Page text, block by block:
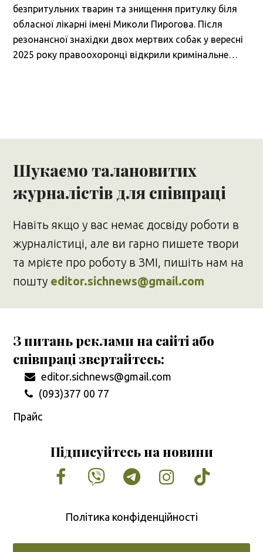
безпритульних тварин та знищення притулку біля
обласної лікарні імені Миколи Пирогова. Після
резонансної знахідки двох мертвих собак у вересні
2025 року правоохоронці відкрили кримінальне…
Шукаємо талановитих
журналістів для співпраці
Навіть якщо у вас немає досвіду роботи в
журналістиці, але ви гарно пишете твори
та мрієте про роботу в ЗМІ, пишіть нам на
пошту editor.sichnews@gmail.com
З питань реклами на сайті або
співпраці звертайтесь:
editor.sichnews@gmail.com
(093)377 00 77
Прайс
Підписуйтесь на новини
Facebook
VimeoTumblrInstagram
Tiktok
Політика конфіденційності